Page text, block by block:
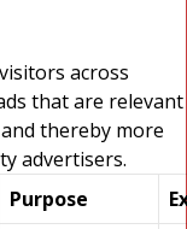
across
that are relevant
thereby more
advertisers.
Purpose